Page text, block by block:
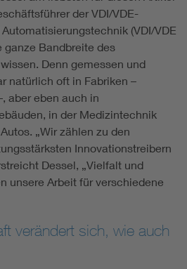
der VDI/VDE-
(VDI/VDE
ganze Bandbreite des
Denn gemessen und
natürlich oft in Fabriken –
aber eben auch in
in der Medizintechnik
„Wir zählen zu den
Innovationstreibern
Dessel, „Vielfalt und
unsere Arbeit für verschiedene
verändert sich, wie auch